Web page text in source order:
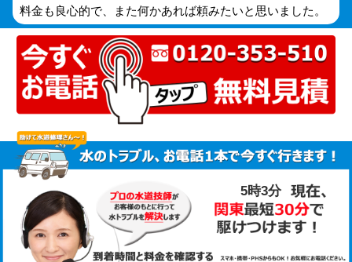
料金も良心的で、また何かあれば頼みたいと思いました。
5時3分